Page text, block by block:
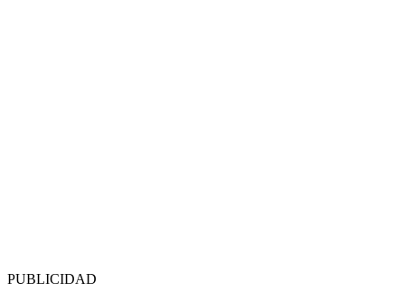
PUBLICIDAD